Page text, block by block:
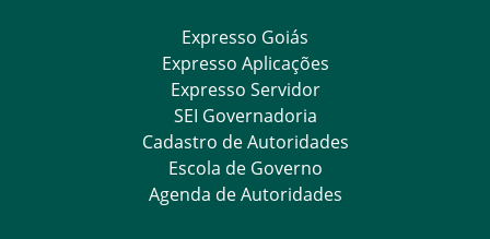
Expresso Goiás
Expresso Aplicações
Expresso Servidor
SEI Governadoria
Cadastro de Autoridades
Escola de Governo
Agenda de Autoridades